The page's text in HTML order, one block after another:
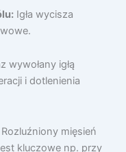
Igła wycisza
wywołany igłą
i dotlenienia
mięsień
kluczowe np. przy